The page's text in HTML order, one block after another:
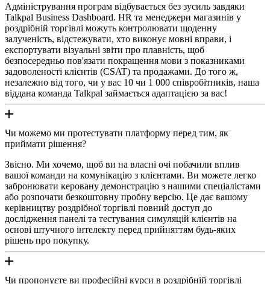
Адміністрування програм відбувається без зусиль завдяки
Talkpal Business Dashboard. HR та менеджери магазинів у
роздрібній торгівлі можуть контролювати щоденну
залученість, відстежувати, хто виконує мовні вправи, і
експортувати візуальні звіти про плавність, щоб
безпосередньо пов'язати покращення мови з показниками
задоволеності клієнтів (CSAT) та продажами. До того ж,
незалежно від того, чи у вас 10 чи 1 000 співробітників, наша
віддана команда Talkpal займається адаптацією за вас!
Чи можемо ми протестувати платформу перед тим, як
приймати рішення?
Звісно. Ми хочемо, щоб ви на власні очі побачили вплив
вашої команди на комунікацію з клієнтами. Ви можете легко
забронювати керовану демонстрацію з нашими спеціалістами
або розпочати безкоштовну пробну версію. Це дає вашому
керівництву роздрібної торгівлі повний доступ до
дослідження панелі та тестування симуляцій клієнтів на
основі штучного інтелекту перед прийняттям будь-яких
рішень про покупку.
Чи пропонуєте ви професійні курси в роздрібній торгівлі